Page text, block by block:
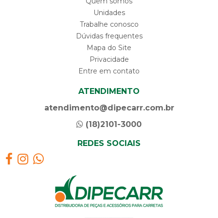
Unidades
Trabalhe conosco
Dúvidas frequentes
Mapa do Site
Privacidade
Entre em contato
ATENDIMENTO
atendimento@dipecarr.com.br
(18)2101-3000
REDES SOCIAIS